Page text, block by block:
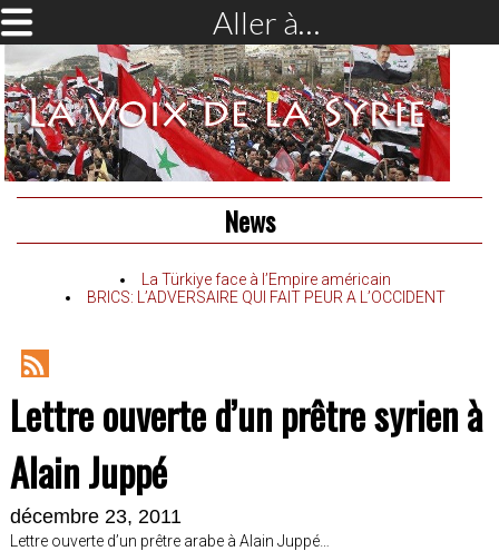
Aller à…
News
La Türkiye face à l’Empire américain
BRICS: L’ADVERSAIRE QUI FAIT PEUR A L’OCCIDENT
RSS
Feed
Lettre ouverte d’un prêtre syrien à
Alain Juppé
décembre 23, 2011
Lettre ouverte d’un prêtre arabe à Alain Juppé…